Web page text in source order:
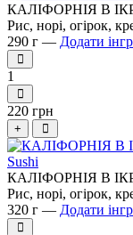
КАЛІФОРНІЯ В
Рис, норі, огірок,
290 г — Додати
1
220 грн
+
КАЛІФОРНІЯ В
Рис, норі, огірок,
320 г — Додати